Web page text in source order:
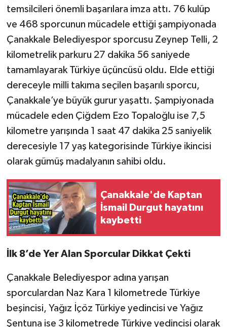
temsilcileri önemli başarılara imza attı. 76 kulüp
ve 468 sporcunun mücadele ettiği şampiyonada
Çanakkale Belediyespor sporcusu Zeynep Telli, 2
kilometrelik parkuru 27 dakika 56 saniyede
tamamlayarak Türkiye üçüncüsü oldu. Elde ettiği
dereceyle milli takıma seçilen başarılı sporcu,
Çanakkale’ye büyük gurur yaşattı. Şampiyonada
mücadele eden Çiğdem Ezo Topaloğlu ise 7,5
kilometre yarışında 1 saat 47 dakika 25 saniyelik
derecesiyle 17 yaş kategorisinde Türkiye ikincisi
olarak gümüş madalyanın sahibi oldu.
Çanakkale'de Kaptan
İsmail Durgut hayatını
kaybetti
İlk 8’de Yer Alan Sporcular Dikkat Çekti
Çanakkale Belediyespor adına yarışan
sporculardan Naz Kara 1 kilometrede Türkiye
beşincisi, Yağız İçöz Türkiye yedincisi ve Yağız
Şentuna ise 3 kilometrede Türkiye yedincisi olarak